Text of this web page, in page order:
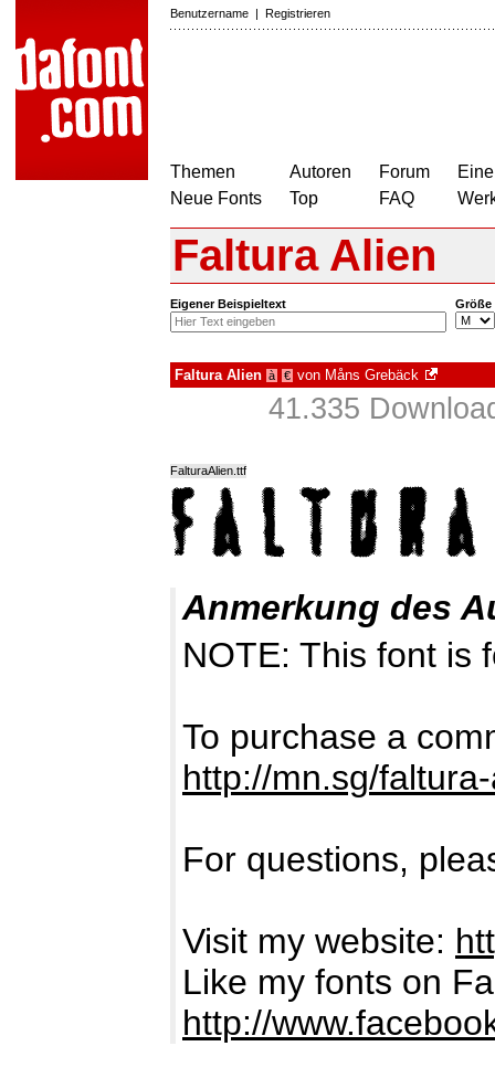
Benutzername | Registrieren
Themen
Neue Fonts
Autoren
Top
Forum
FAQ
Faltura Alien
Eigener Beispieltext Größe
Faltura Alien à € von Måns Grebäck
41.335
FalturaAlien.ttf
Anmerkung des
NOTE: This font is
To purchase a
http://mn.sg/
For questions,
Visit my website:
Like my fonts on
http://